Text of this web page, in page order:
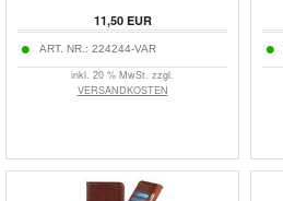
11,50EUR
ART. NR.: 224244-VAR
inkl. 20 % MwSt. zzgl.
VERSANDKOSTEN